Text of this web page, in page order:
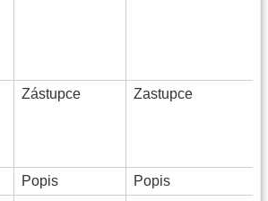
Zástupce Zastupce
Popis Popis